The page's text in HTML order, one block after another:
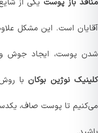
باز پوستیکی از
است. این مشکل
پوست، ایجاد جوش و
نوژین بوکانبا
تا پوست صاف، یکدست